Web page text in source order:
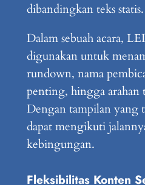
dibandingkan teks statis.
Dalam sebuah acara,
digunakan untuk
rundown, nama
penting, hingga arahan
Dengan tampilan yang
dapat mengikuti
kebingungan.
Fleksibilitas Konten